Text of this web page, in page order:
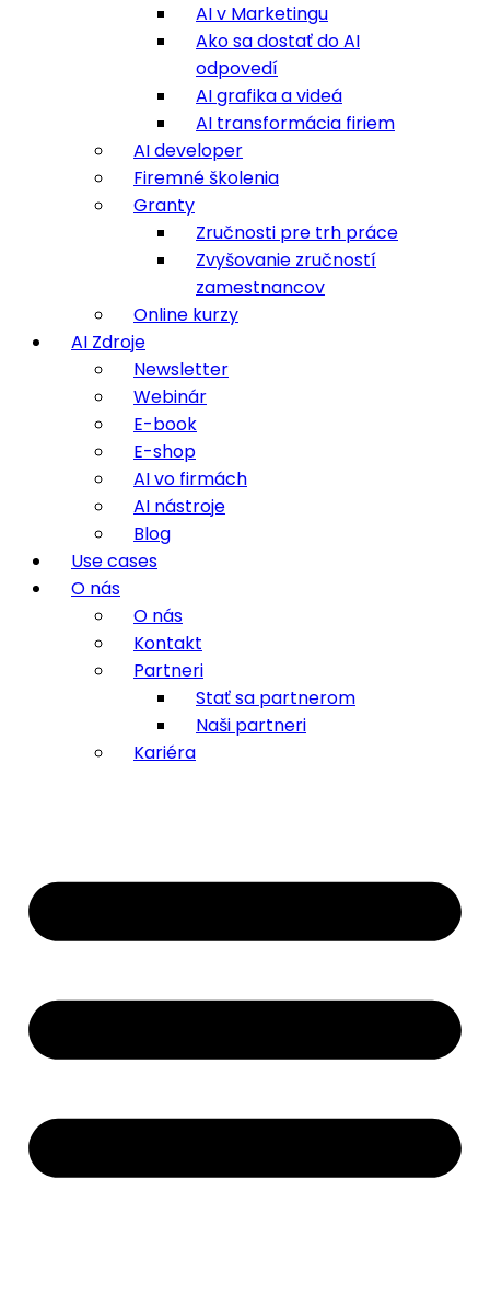
AI v Marketingu
Ako sa dostať do AI
odpovedí
AI grafika a videá
AI transformácia firiem
AI developer
Firemné školenia
Granty
Zručnosti pre trh práce
Zvyšovanie zručností
zamestnancov
Online kurzy
AI Zdroje
Newsletter
Webinár
E-book
E-shop
AI vo firmách
AI nástroje
Blog
Use cases
O nás
O nás
Kontakt
Partneri
Stať sa partnerom
Naši partneri
Kariéra